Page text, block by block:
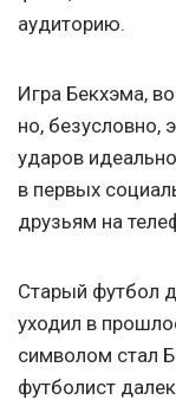
аудиторию.
Игра Бекхэма,
но, безусловно,
ударов
в первых
друзьям на
Старый футбол
уходил в
символом стал
футболист